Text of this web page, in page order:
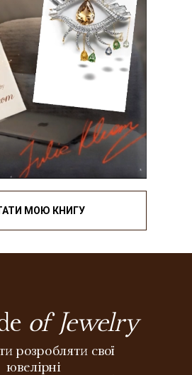
МОЮ КНИГУ
of Jewelry
розробляти свої
ювелірні